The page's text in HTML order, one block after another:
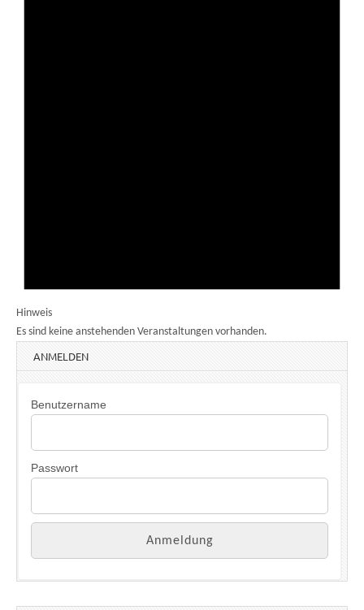
Hinweis
Es sind keine anstehenden Veranstaltungen vorhanden.
ANMELDEN
Benutzername
Passwort